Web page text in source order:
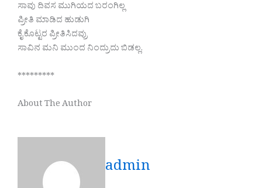
ಸಾವು ದಿವಸ ಮುಗಿಯದ ಬರಂಗಿಲ್ಲ
ಪ್ರೀತಿ ಮಾಡಿದ ಹುಡುಗಿ
ಕೈ ಕೊಟ್ಟರ ಪ್ರೀತಿಸಿದವ್ರು
ಸಾವಿನ ಮನಿ ಮುಂದ ನಿಂದ್ರುದು ಬಿಡಲ್ಲ.
*********
About The Author
admin